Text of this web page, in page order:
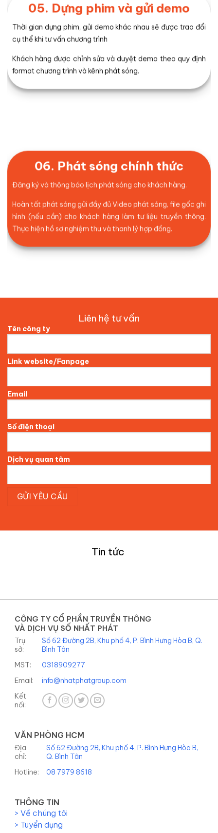
05. Dựng phim và gửi demo
Thời gian dựng phim, gửi demo khác nhau sẽ được trao đổi
cụ thể khi tư vấn chương trình
Khách hàng được chỉnh sửa và duyệt demo theo quy định
format chương trình và kênh phát sóng.
06. Phát sóng chính thức
Đăng ký và thông báo lịch phát sóng cho khách hàng.
Hoàn tất phát sóng gửi đầy đủ Video phát sóng, file gốc ghi
hình (nếu cần) cho khách hàng làm tư liệu truyền thông.
Thực hiện hồ sơ nghiệm thu và thanh lý hợp đồng.
Liên hệ tư vấn
Tên công ty
Link website/Fanpage
Email
Số điện thoại
Dịch vụ quan tâm
Tin tức
CÔNG TY CỔ PHẦN TRUYỀN THÔNG
VÀ DỊCH VỤ SỐ NHẤT PHÁT
Trụ
sở:
Số 62 Đường 2B, Khu phố 4, P. Bình Hưng Hòa B, Q.
Bình Tân
MST:
0318909277
Email:
info@nhatphatgroup.com
Kết
nối:
VĂN PHÒNG HCM
Địa
chỉ:
Số 62 Đường 2B, Khu phố 4, P. Bình Hưng Hòa B,
Q. Bình Tân
Hotline:
08 7979 8618
THÔNG TIN
> Về chúng tôi
> Tuyển dụng